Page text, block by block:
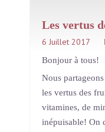
Les vertus
6 Juillet 2017
Bonjour à tous!
Nous
les vertus des
vitamines, de
inépuisable! On